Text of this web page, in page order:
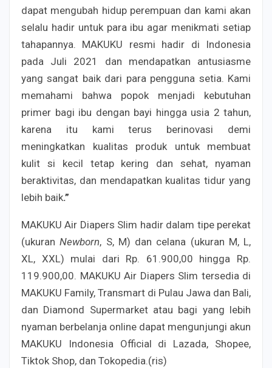
dapat mengubah hidup perempuan dan kami akan
selalu hadir untuk para ibu agar menikmati setiap
tahapannya. MAKUKU resmi hadir di Indonesia
pada Juli 2021 dan mendapatkan antusiasme
yang sangat baik dari para pengguna setia. Kami
memahami bahwa popok menjadi kebutuhan
primer bagi ibu dengan bayi hingga usia 2 tahun,
karena itu kami terus berinovasi demi
meningkatkan kualitas produk untuk membuat
kulit si kecil tetap kering dan sehat, nyaman
beraktivitas, dan mendapatkan kualitas tidur yang
lebih baik.”
MAKUKU Air Diapers Slim hadir dalam tipe perekat
(ukuranNewborn, S, M) dan celana (ukuran M, L,
XL, XXL) mulai dari Rp. 61.900,00 hingga Rp.
119.900,00. MAKUKU Air Diapers Slim tersedia di
MAKUKU Family, Transmart di Pulau Jawa dan Bali,
dan Diamond Supermarket atau bagi yang lebih
nyaman berbelanja online dapat mengunjungi akun
MAKUKU Indonesia Official di Lazada, Shopee,
Tiktok Shop, dan Tokopedia.(ris)